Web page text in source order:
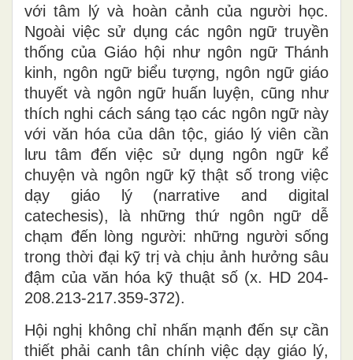
với tâm lý và hoàn cảnh của người học.
Ngoài việc sử dụng các ngôn ngữ truyền
thống của Giáo hội như ngôn ngữ Thánh
kinh, ngôn ngữ biểu tượng, ngôn ngữ giáo
thuyết và ngôn ngữ huấn luyện, cũng như
thích nghi cách sáng tạo các ngôn ngữ này
với văn hóa của dân tộc, giáo lý viên cần
lưu tâm đến việc sử dụng ngôn ngữ kể
chuyện và ngôn ngữ kỹ thật số trong việc
dạy giáo lý (narrative and digital
catechesis), là những thứ ngôn ngữ dễ
chạm đến lòng người: những người sống
trong thời đại kỹ trị và chịu ảnh hưởng sâu
đậm của văn hóa kỹ thuật số (x. HD 204-
208.213-217.359-372).
Hội nghị không chỉ nhấn mạnh đến sự cần
thiết phải canh tân chính việc dạy giáo lý,